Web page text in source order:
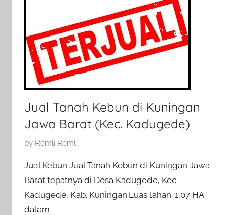
Jual Tanah Kebun di Kuningan
Jawa Barat (Kec. Kadugede)
P
s
t
e
d
by Romli Romli
Jual Kebun Jual Tanah Kebun di Kuningan Jawa
Barat tepatnya di Desa Kadugede, Kec.
Kadugede, Kab. Kuningan.Luas lahan: 1,07 HA
dalam